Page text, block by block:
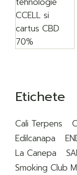
Etichete
Cali Terpens
Edilcanapa
La Canepa
Smoking Club